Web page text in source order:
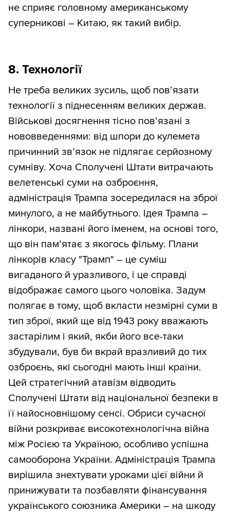
не сприяє головному американському
суперникові – Китаю, як такий вибір.
8. Технології
Не треба великих зусиль, щоб пов’язати
технології з піднесенням великих держав.
Військові досягнення тісно пов’язані з
нововведеннями: від шпори до кулемета
причинний зв’язок не підлягає серйозному
сумніву. Хоча Сполучені Штати витрачають
велетенські суми на озброєння,
адміністрація Трампа зосередилася на зброї
минулого, а не майбутнього. Ідея Трампа –
лінкори, названі його іменем, на основі того,
що він пам’ятає з якогось фільму. Плани
лінкорів класу "Трамп" – це суміш
вигаданого й уразливого, і це справді
відображає самого цього чоловіка. Задум
полягає в тому, щоб вкласти незмірні суми в
тип зброї, який ще від 1943 року вважають
застарілим і який, якби його все-таки
збудували, був би вкрай вразливий до тих
озброєнь, які сьогодні мають інші країни.
Цей стратегічний атавізм відводить
Сполучені Штати від національної безпеки в
її найосновнішому сенсі. Обриси сучасної
війни розкриває високотехнологічна війна
між Росією та Україною, особливо успішна
самооборона України. Адміністрація Трампа
вирішила знехтувати уроками цієї війни й
принижувати та позбавляти фінансування
українського союзника Америки – на шкоду